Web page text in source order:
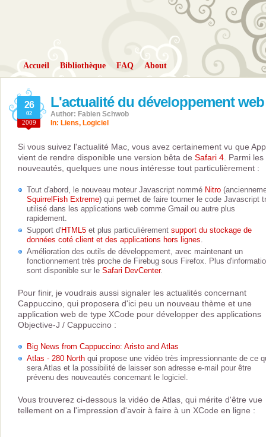
Accueil Bibliothèque FAQ About
L'actualité du développement web
26
02
2009
Author: Fabien Schwob
In: Liens, Logiciel
Si vous suivez l'actualité Mac, vous avez certainement vu que
vient de rendre disponible une version bêta de Safari 4 . Parmi les
nouveautés, quelques une nous intéresse tout particulièrement :
Tout d'abord, le nouveau moteur Javascript nommé Nitro
SquirrelFish Extreme) qui permet de faire tourner le code Javascript
utilisé dans les applications web comme Gmail ou autre plus
rapidement.
Support d'HTML5 et plus particulièrement support du stockage de
données coté client et des applications hors lignes.
Amélioration des outils de développement, avec maintenant un
fonctionnement très proche de Firebug sous Firefox. Plus
sont disponible sur le Safari DevCenter.
Pour finir, je voudrais aussi signaler les actualités concernant
Cappuccino, qui proposera d'ici peu un nouveau thème et une
application web de type XCode pour développer des applications
Objective-J / Cappuccino :
Big News from Cappuccino: Aristo and Atlas
Atlas - 280 North qui propose une vidéo très impressionnante de ce
sera Atlas et la possibilité de laisser son adresse e-mail pour être
prévenu des nouveautés concernant le logiciel.
Vous trouverez ci-dessous la vidéo de Atlas, qui mérite d'être vue
tellement on a l'impression d'avoir à faire à un XCode en ligne :